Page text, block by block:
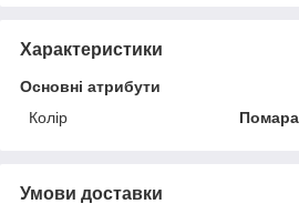
Характеристики
Основні атрибути
Колір
Умови доставки